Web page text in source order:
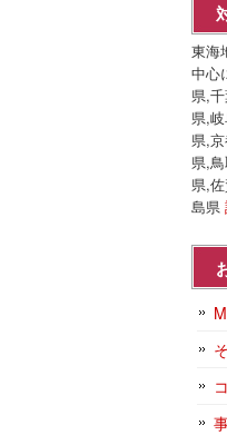
東海
中心
県,
県,
県,
県,
県,
島県